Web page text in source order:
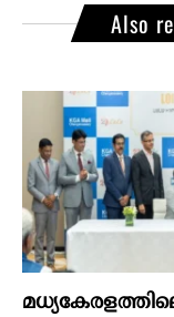
Also